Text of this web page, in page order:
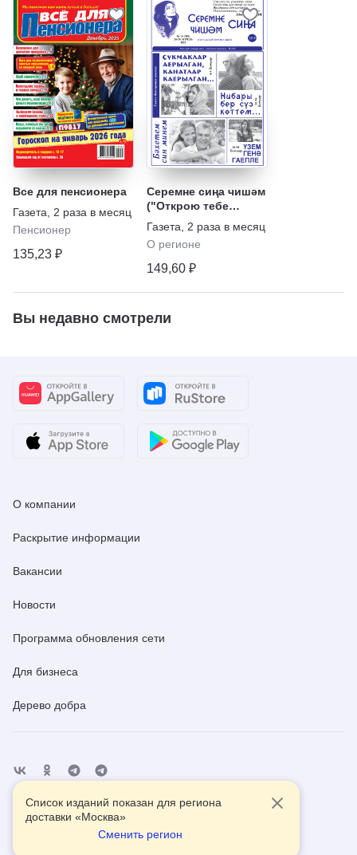
Все для пенсионера
Газета
2 раза в месяц
Пенсионер
135,23 ₽
Серемне сиңа чишәм
("Открою тебе
тайну")
Газета
2 раза в месяц
О регионе
149,60 ₽
Вы недавно смотрели
О компании
Раскрытие информации
Вакансии
Новости
Программа обновления сети
Для бизнеса
Дерево добра
Помощь Контакты
Список изданий показан для региона
доставки «Москва»
Сменить регион